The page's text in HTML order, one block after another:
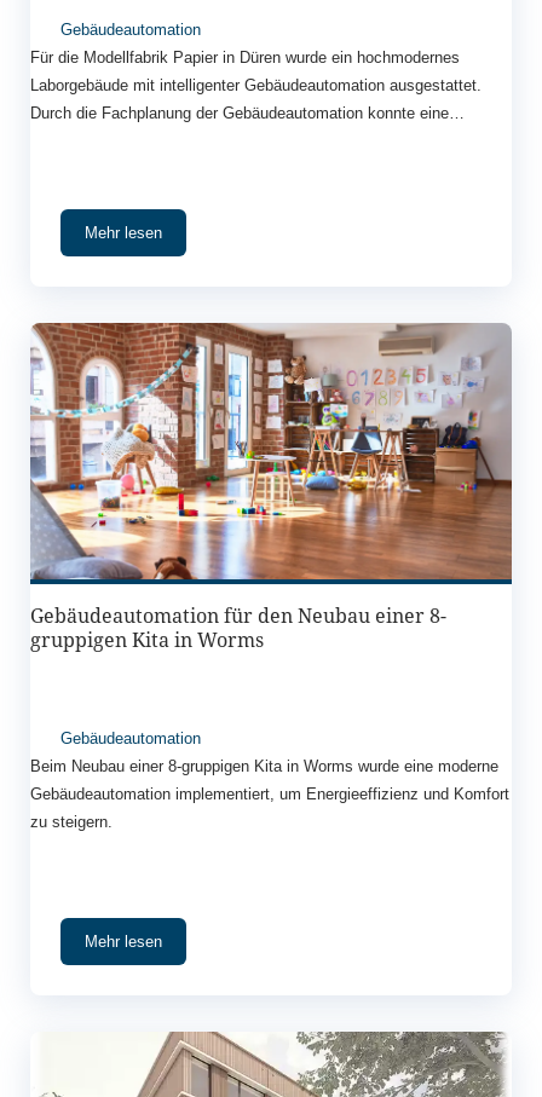
Gebäudeautomation
Für die Modellfabrik Papier in Düren wurde ein hochmodernes
Laborgebäude mit intelligenter Gebäudeautomation ausgestattet.
Durch die Fachplanung der Gebäudeautomation konnte eine
Mehr lesen
Gebäudeautomation für den Neubau einer 8-
gruppigen Kita in Worms
Gebäudeautomation
Beim Neubau einer 8-gruppigen Kita in Worms wurde eine moderne
Gebäudeautomation implementiert, um Energieeffizienz und Komfort
zu steigern.
Mehr lesen